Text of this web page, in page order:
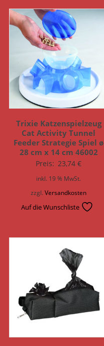
Trixie Katzenspielzeug
Cat Activity Tunnel
Feeder Strategie Spiel ø
28 cm x 14 cm 46002
Preis: 23,74€
inkl. 19 % MwSt.
zzgl.Versandkosten
Auf die Wunschliste